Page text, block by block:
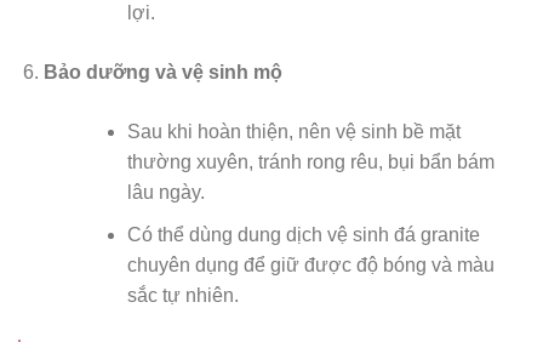
lợi.
Bảo dưỡng và vệ sinh mộ
Sau khi hoàn thiện, nên vệ sinh bề mặt
thường xuyên, tránh rong rêu, bụi bẩn bám
lâu ngày.
Có thể dùng dung dịch vệ sinh đá granite
chuyên dụng để giữ được độ bóng và màu
sắc tự nhiên.